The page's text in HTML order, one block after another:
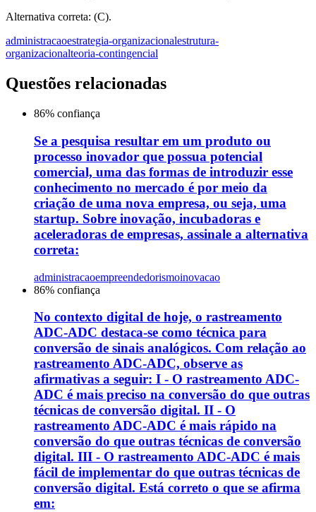
Alternativa correta: (C).
administracaoestrategia-organizacionalestrutura-
organizacionalteoria-contingencial
Questões relacionadas
86% confiança
Se a pesquisa resultar em um produto ou
processo inovador que possua potencial
comercial, uma das formas de introduzir esse
conhecimento no mercado é por meio da
criação de uma nova empresa, ou seja, uma
startup. Sobre inovação, incubadoras e
aceleradoras de empresas, assinale a alternativa
correta:
administracaoempreendedorismoinovacao
86% confiança
No contexto digital de hoje, o rastreamento
ADC-ADC destaca-se como técnica para
conversão de sinais analógicos. Com relação ao
rastreamento ADC-ADC, observe as
afirmativas a seguir: I - O rastreamento ADC-
ADC é mais preciso na conversão do que outras
técnicas de conversão digital. II - O
rastreamento ADC-ADC é mais rápido na
conversão do que outras técnicas de conversão
digital. III - O rastreamento ADC-ADC é mais
fácil de implementar do que outras técnicas de
conversão digital. Está correto o que se afirma
em: